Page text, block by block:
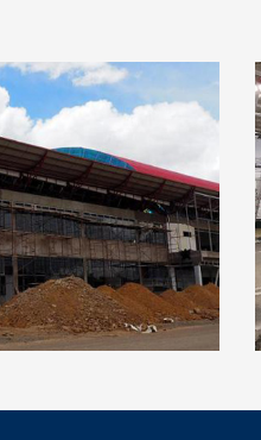
Internacional de
Bolivia)